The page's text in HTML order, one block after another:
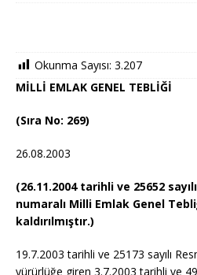
Okunma Sayısı: 3.207
MİLLİ EMLAK GENEL TEBLİĞİ
(Sıra No: 269)
26.08.2003
(26.11.2004 tarihli ve 25652
numaralı Milli Emlak Genel
kaldırılmıştır.)
19.7.2003 tarihli ve 25173 sayılı
yürürlüğe giren 3.7.2003 tarihli ve